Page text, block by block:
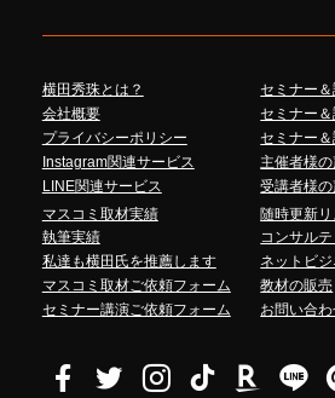
横田秀珠とは？
会社概要
プライバシーポリシー
Instagram関連サービス
LINE関連サービス
セミナー
セミナー
セミナー
主催者様
受講者様の
マスコミ取材実績
執筆実績
私達も横田氏を推薦します
マスコミ取材ご依頼フォーム
セミナー講演ご依頼フォーム
随時更新リ
コンサル
ネットビ
教材の販売
お問い合